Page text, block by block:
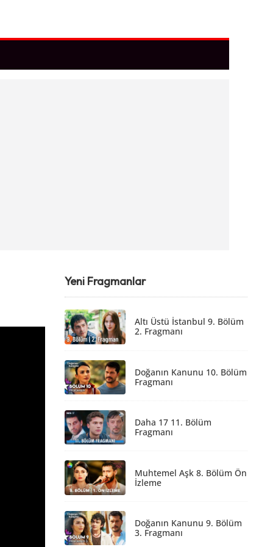
Yeni Fragmanlar
Altı Üstü İstanbul 9. Bölüm
2. Fragmanı
Doğanın Kanunu 10. Bölüm
Fragmanı
Daha 17 11. Bölüm
Fragmanı
Muhtemel Aşk 8. Bölüm Ön
İzleme
Doğanın Kanunu 9. Bölüm
3. Fragmanı